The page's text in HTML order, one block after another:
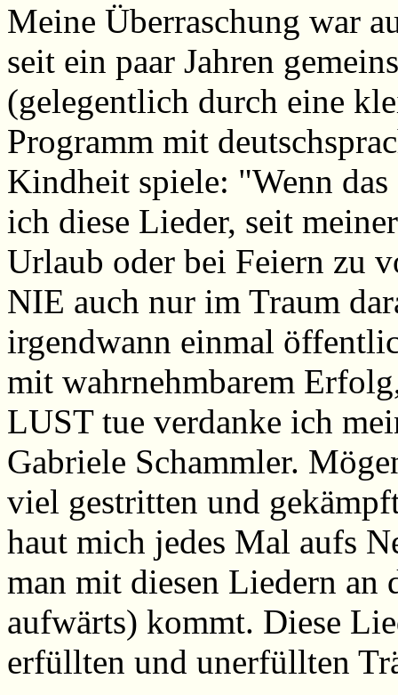
Meine Überraschung war
seit ein paar Jahren
(gelegentlich durch eine
Programm mit
Kindheit spiele: "Wenn das
ich diese Lieder, seit
Urlaub oder bei Feiern zu
NIE auch nur im Traum
irgendwann einmal
mit wahrnehmbarem
LUST tue verdanke ich
Gabriele Schammler.
viel gestritten und
haut mich jedes Mal aufs
man mit diesen Liedern an
aufwärts) kommt. Diese
erfüllten und unerfüllten